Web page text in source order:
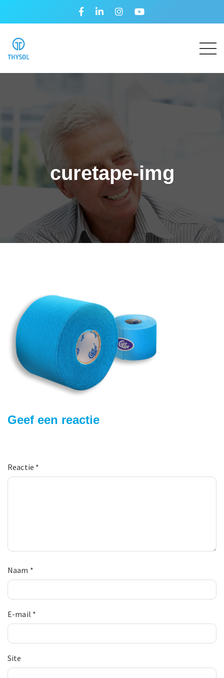
curetape-img
Geef een reactie
Reactie *
Naam *
E-mail *
Site